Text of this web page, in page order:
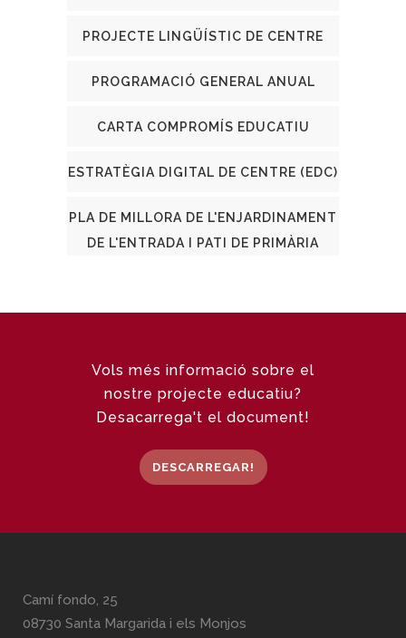
PROJECTE LINGÜÍSTIC DE CENTRE
PROGRAMACIÓ GENERAL ANUAL
CARTA COMPROMÍS EDUCATIU
ESTRATÈGIA DIGITAL DE CENTRE (EDC)
PLA DE MILLORA DE L'ENJARDINAMENT
DE L'ENTRADA I PATI DE PRIMÀRIA
Vols més informació sobre el
nostre projecte educatiu?
Desacarrega't el document!
DESCARREGAR!
Camí fondo, 25
08730 Santa Margarida i els Monjos